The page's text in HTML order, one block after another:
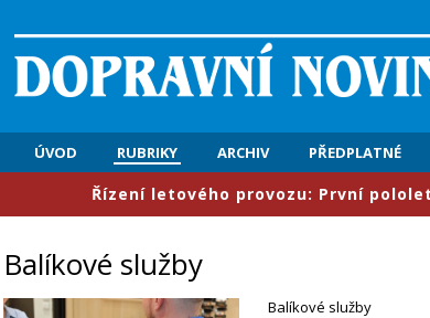
ÚVOD RUBRIKY ARCHIV PŘEDPLATNÉ
​Řízení letového provozu: První pololetí
Balíkové služby
Balíkové služby